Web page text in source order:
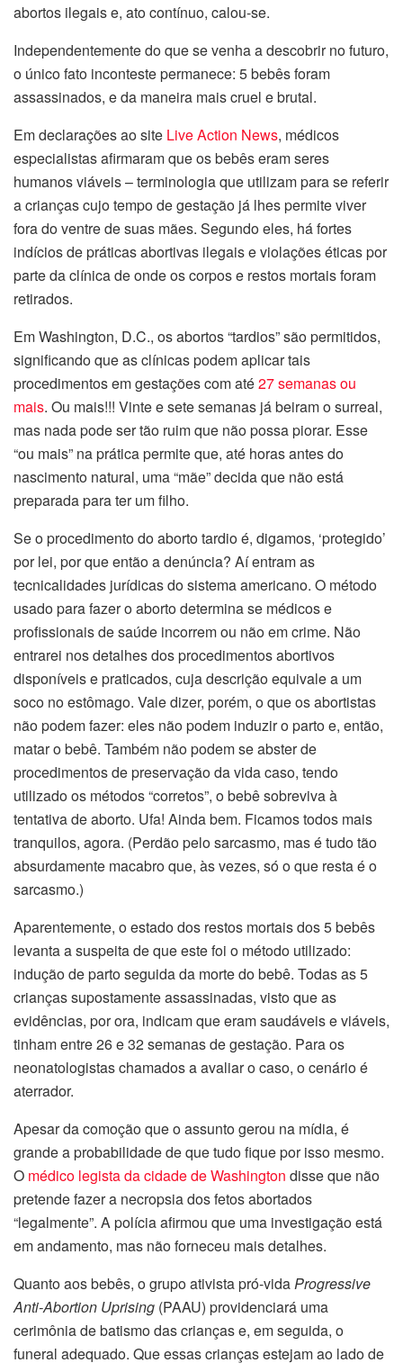
abortos ilegais e, ato contínuo, calou-se.
Independentemente do que se venha a descobrir no futuro,
o único fato inconteste permanece: 5 bebês foram
assassinados, e da maneira mais cruel e brutal.
Em declarações ao site Live Action News, médicos
especialistas afirmaram que os bebês eram seres
humanos viáveis – terminologia que utilizam para se referir
a crianças cujo tempo de gestação já lhes permite viver
fora do ventre de suas mães. Segundo eles, há fortes
indícios de práticas abortivas ilegais e violações éticas por
parte da clínica de onde os corpos e restos mortais foram
retirados.
Em Washington, D.C., os abortos “tardios” são permitidos,
significando que as clínicas podem aplicar tais
procedimentos em gestações com até27 semanas ou
mais. Ou mais!!! Vinte e sete semanas já beiram o surreal,
mas nada pode ser tão ruim que não possa piorar. Esse
“ou mais” na prática permite que, até horas antes do
nascimento natural, uma “mãe” decida que não está
preparada para ter um filho.
Se o procedimento do aborto tardio é, digamos, ‘protegido’
por lei, por que então a denúncia? Aí entram as
tecnicalidades jurídicas do sistema americano. O método
usado para fazer o aborto determina se médicos e
profissionais de saúde incorrem ou não em crime. Não
entrarei nos detalhes dos procedimentos abortivos
disponíveis e praticados, cuja descrição equivale a um
soco no estômago. Vale dizer, porém, o que os abortistas
não podem fazer: eles não podem induzir o parto e, então,
matar o bebê. Também não podem se abster de
procedimentos de preservação da vida caso, tendo
utilizado os métodos “corretos”, o bebê sobreviva à
tentativa de aborto. Ufa! Ainda bem. Ficamos todos mais
tranquilos, agora. (Perdão pelo sarcasmo, mas é tudo tão
absurdamente macabro que, às vezes, só o que resta é o
sarcasmo.)
Aparentemente, o estado dos restos mortais dos 5 bebês
levanta a suspeita de que este foi o método utilizado:
indução de parto seguida da morte do bebê. Todas as 5
crianças supostamente assassinadas, visto que as
evidências, por ora, indicam que eram saudáveis e viáveis,
tinham entre 26 e 32 semanas de gestação. Para os
neonatologistas chamados a avaliar o caso, o cenário é
aterrador.
Apesar da comoção que o assunto gerou na mídia, é
grande a probabilidade de que tudo fique por isso mesmo.
O médico legista da cidade de Washington disse que não
pretende fazer a necropsia dos fetos abortados
“legalmente”. A polícia afirmou que uma investigação está
em andamento, mas não forneceu mais detalhes.
Quanto aos bebês, o grupo ativista pró-vidaProgressive
Anti-Abortion Uprising (PAAU) providenciará uma
cerimônia de batismo das crianças e, em seguida, o
funeral adequado. Que essas crianças estejam ao lado de